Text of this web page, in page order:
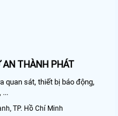
THÀNH PHÁT
quan sát, thiết bị báo động,
...
TP. Hồ Chí Minh